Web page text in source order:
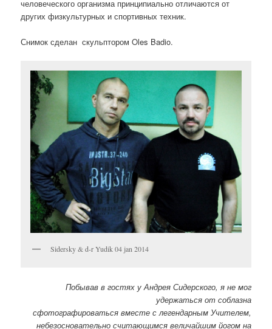
человеческого организма принципиально отличаются от
других физкультурных и спортивных техник.
Снимок сделан скульптором Oles Badio.
Sidersky & d-r Yudik 04 jan 2014
Побывав в гостях у Андрея Сидерского, я не мог
удержаться от соблазна
сфотографироваться вместе с легендарным Учителем,
небезосновательно считающимся величайшим йогом на